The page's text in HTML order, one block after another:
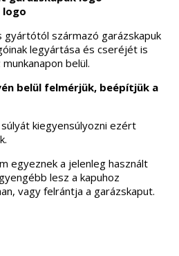
gyártótól származó garázskapuk
legyártása és cseréjét is
belül.
belül felmérjük, beépítjük a
kiegyensúlyozni ezért
egyeznek a jelenleg használt
lesz a kapuhoz
vagy felrántja a garázskaput.